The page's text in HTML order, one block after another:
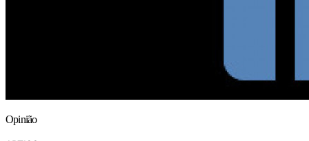
Opinião